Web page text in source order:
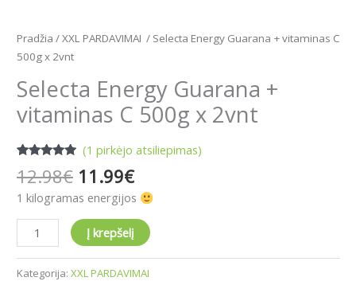
Pradžia /XXL PARDAVIMAI / Selecta Energy Guarana + vitaminas C
500g x 2vnt
Selecta Energy Guarana +
vitaminas C 500g x 2vnt
5.00iš 5
įvertinimų:)
(1 pirkėjo atsiliepimas)
12.98€ 11.99€
1 kilogramas energijos
Į krepšelį
Kategorija: XXL PARDAVIMAI